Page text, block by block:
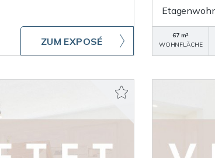
ZUM EXPOSÉ
67 m²
WOHNFLÄCHE